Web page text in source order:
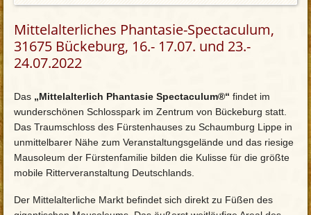
Mittelalterliches Phantasie-Spectaculum,
31675 Bückeburg, 16.- 17.07. und 23.-
24.07.2022
Das „Mittelalterlich Phantasie Spectaculum®“ findet im
wunderschönen Schlosspark im Zentrum von Bückeburg statt.
Das Traumschloss des Fürstenhauses zu Schaumburg Lippe in
unmittelbarer Nähe zum Veranstaltungsgelände und das riesige
Mausoleum der Fürstenfamilie bilden die Kulisse für die größte
mobile Ritterveranstaltung Deutschlands.
Der Mittelalterliche Markt befindet sich direkt zu Füßen des